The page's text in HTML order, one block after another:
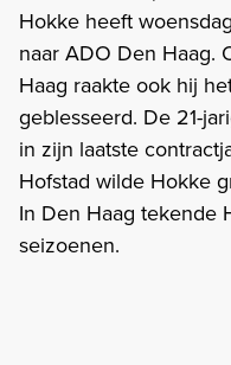
Hokke heeft
naar ADO Den Haag.
Haag raakte ook hij
geblesseerd. De 21-
in zijn laatste
Hofstad wilde Hokke
In Den Haag tekende
seizoenen.